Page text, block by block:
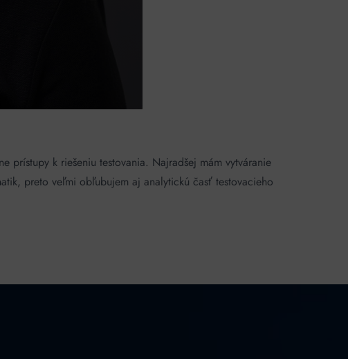
prístupy k riešeniu testovania. Najradšej mám vytváranie
preto veľmi obľubujem aj analytickú časť testovacieho